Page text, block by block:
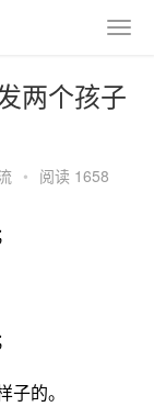
两个孩子
• 阅读 1658
的。